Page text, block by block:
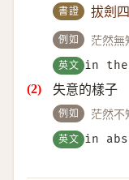
書證 拔劍
例如 茫然無
英文 in the
失意的樣子
例如 茫然不
英文 in